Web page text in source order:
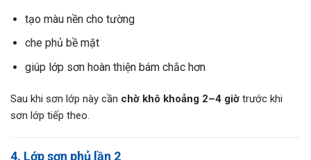
tạo màu nền cho tường
che phủ bề mặt
giúp lớp sơn hoàn thiện bám chắc hơn
Sau khi sơn lớp này cần chờ khô khoảng 2–4 giờ trước khi
sơn lớp tiếp theo.
4. Lớp sơn phủ lần 2